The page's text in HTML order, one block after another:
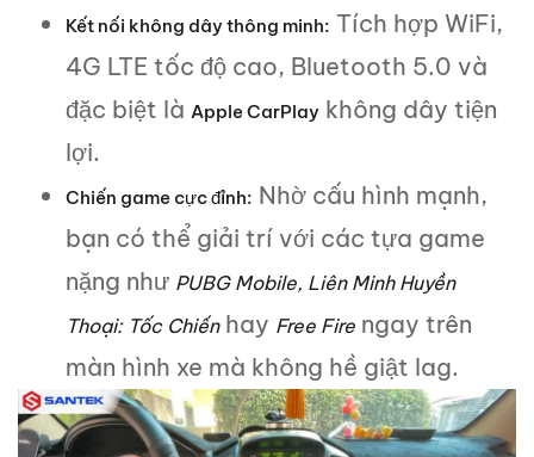
Kết nối không dây thông minh: Tích hợp WiFi,
4G LTE tốc độ cao, Bluetooth 5.0 và
đặc biệt là Apple CarPlay không dây tiện
lợi.
Chiến game cực đỉnh: Nhờ cấu hình mạnh,
bạn có thể giải trí với các tựa game
nặng như PUBG Mobile, Liên Minh Huyền
Thoại: Tốc Chiếnhay Free Fire ngay trên
màn hình xe mà không hề giật lag.